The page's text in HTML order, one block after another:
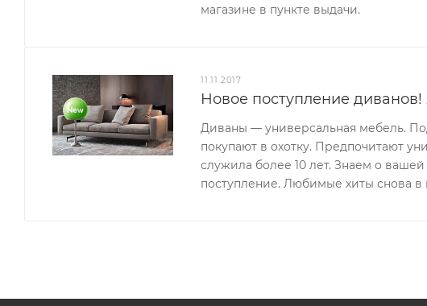
магазине в пункте выдачи.
11.11.2017
Новое поступление
Диваны — универсальная мебель.
покупают в охотку. Предпочитают
служила более 10 лет. Знаем о
поступление. Любимые хиты снова в